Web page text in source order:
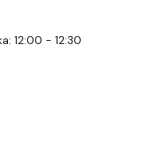
12:00 - 12:30